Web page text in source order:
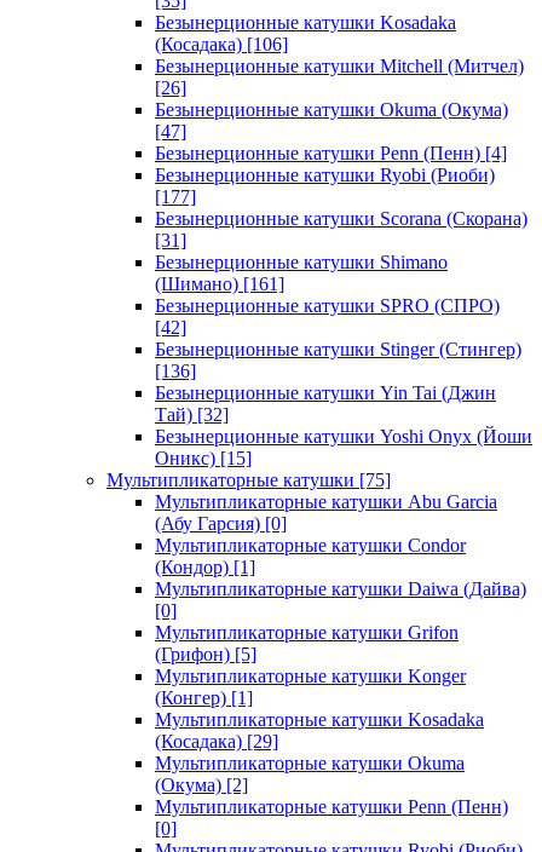
Безынерционные катушки Kosadaka
(Косадака) [106]
Безынерционные катушки Mitchell (Митчел)
[26]
Безынерционные катушки Okuma (Окума)
[47]
Безынерционные катушки Penn (Пенн) [4]
Безынерционные катушки Ryobi (Риоби)
[177]
Безынерционные катушки Scorana (Скорана)
[31]
Безынерционные катушки Shimano
(Шимано) [161]
Безынерционные катушки SPRO (СПРО)
[42]
Безынерционные катушки Stinger (Стингер)
[136]
Безынерционные катушки Yin Tai (Джин
Тай) [32]
Безынерционные катушки Yoshi Onyx (Йоши
Оникс) [15]
Мультипликаторные катушки [75]
Мультипликаторные катушки Abu Garcia
(Абу Гарсия) [0]
Мультипликаторные катушки Condor
(Кондор) [1]
Мультипликаторные катушки Daiwa (Дайва)
[0]
Мультипликаторные катушки Grifon
(Грифон) [5]
Мультипликаторные катушки Konger
(Конгер) [1]
Мультипликаторные катушки Kosadaka
(Косадака) [29]
Мультипликаторные катушки Okuma
(Окума) [2]
Мультипликаторные катушки Penn (Пенн)
[0]